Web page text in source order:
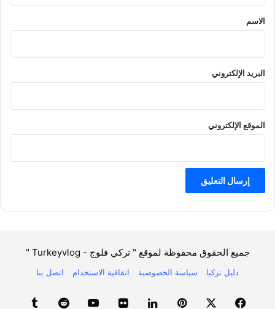
*
الاسم
البريد الإلكتروني
الموقع الإلكتروني
جميع الحقوق محفوظة لموقع " تركي فلوج - Turkeyvlog "
دليل تركيا سياسة الخصوصية اتفاقية الاستخدام اتصل بنا
فيسبوك بينتيريستلينكدإن صور يوتيوب